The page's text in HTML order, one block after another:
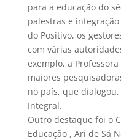
para a educação do
palestras e
do Positivo, os
com várias
exemplo, a
maiores
no país, que
Integral.
Outro destaque foi o
Educação , Ari de Sá